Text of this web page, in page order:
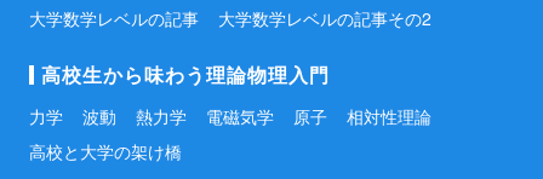
大学数学レベルの記事
大学数学レベルの記事その2
高校生から味わう理論物理入門
力学 波動 熱力学 電磁気学 原子
相対性理論
高校と大学の架け橋